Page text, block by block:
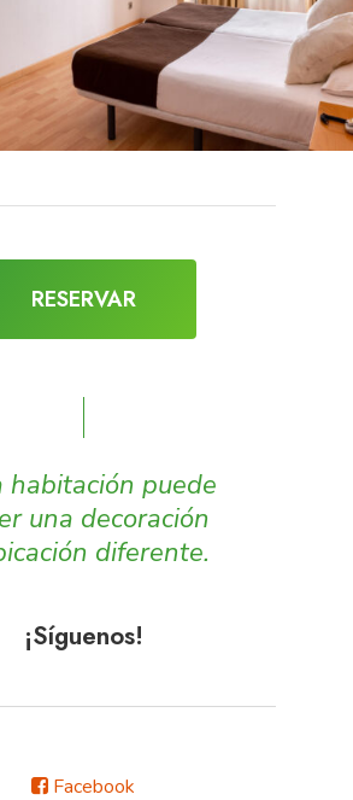
RESERVAR
habitación puede
una decoración
diferente.
¡Síguenos!
Facebook